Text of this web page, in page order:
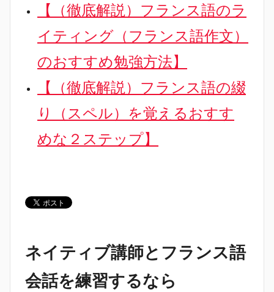
【（徹底解説）フランス語のラ
イティング（フランス語作文）
のおすすめ勉強方法】
【（徹底解説）フランス語の綴
り（スペル）を覚えるおすす
めな２ステップ】
ネイティブ講師とフランス語
会話を練習するなら